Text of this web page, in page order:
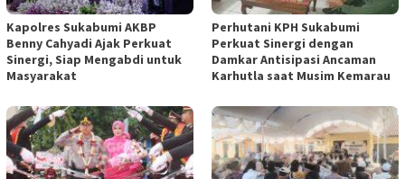
Kapolres Sukabumi AKBP
Benny Cahyadi Ajak Perkuat
Sinergi, Siap Mengabdi untuk
Masyarakat
Perhutani KPH Sukabumi
Perkuat Sinergi dengan
Damkar Antisipasi Ancaman
Karhutla saat Musim Kemarau